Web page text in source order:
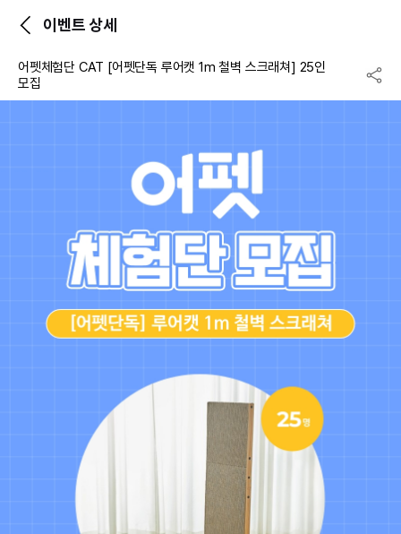
이벤트 상세
어펫체험단 CAT [어펫단독 루어캣 1m 철벽 스크래쳐] 25인
모집